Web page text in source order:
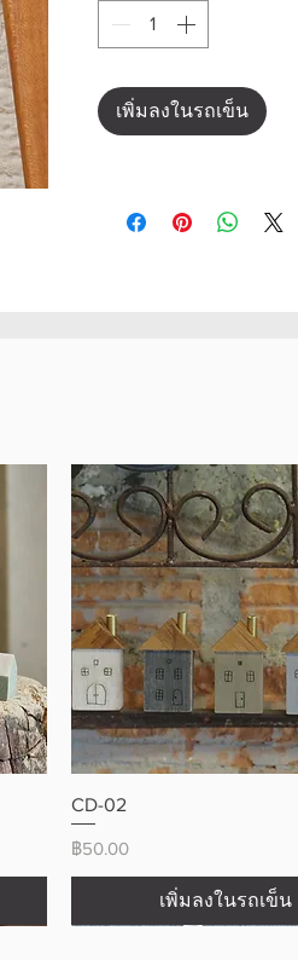
เพิ่มลงในรถเข็น
CD-02
ราคา
฿50.00
เพิ่มลงในรถเข็น